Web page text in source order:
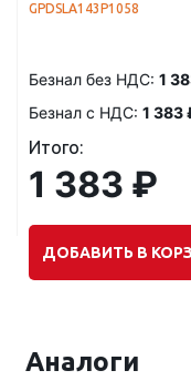
GPDSLA143P1058
Безнал без НДС: 1
Безнал с НДС: 1 383
Итого:
1 383 ₽
ДОБАВИТЬ В
Аналоги